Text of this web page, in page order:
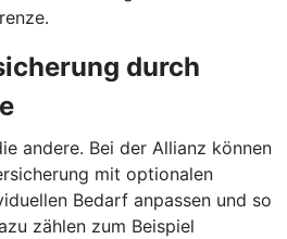
durch
andere. Bei der Allianz können
mit optionalen
Bedarf anpassen und so
zählen zum Beispiel